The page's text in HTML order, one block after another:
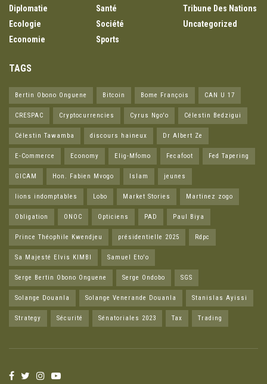
Diplomatie
Ecologie
Economie
Santé
Société
Sports
Tribune Des Nations
Uncategorized
TAGS
Bertin Obono Onguene Bitcoin Bome François CAN U 17
CRESPAC Cryptocurrencies Cyrus Ngo'o Célestin Bedzigui
Célestin Tawamba discours haineux Dr Albert Ze
E-Commerce Economy Elig-Mfomo Fecafoot Fed Tapering
GICAM Hon. Fabien Mvogo Islam jeunes
lions indomptables Lobo Market Stories Martinez zogo
Obligation ONOC Opticiens PAD Paul Biya
Prince Théophile Kwendjeu présidentielle 2025 Rdpc
Sa Majesté Elvis KIMBI Samuel Eto'o
Serge Bertin Obono Onguene Serge Ondobo SGS
Solange Douanla Solange Venerande Douanla Stanislas Ayissi
Strategy Sécurité Sénatoriales 2023 Tax Trading